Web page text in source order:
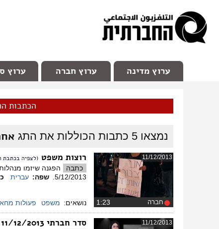
ערוץ מדינה ערוץ חברה ערוץ
הכתבות
נמצאו 5 כתבות הכוללות את התג
11/12/2013
חברה
רוצות משפט (לצפיה בכתבת
כתבה
הפגנה שיזמו
5/12/2013.
שפה: עברית
נושאים: משפט פעולות
11/12/2013 סדר חברתי 11/12/2013